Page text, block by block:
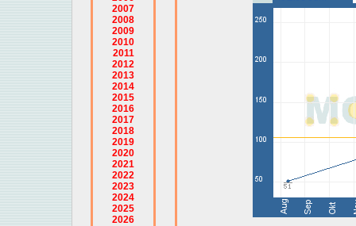
2007
2008
2009
2010
2011
2012
2013
2014
2015
2016
2017
2018
2019
2020
2021
2022
2023
2024
2025
2026